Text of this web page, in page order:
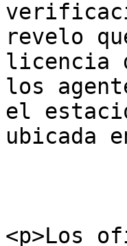
revelo
licencia
los
el
ubicada
<p>Los